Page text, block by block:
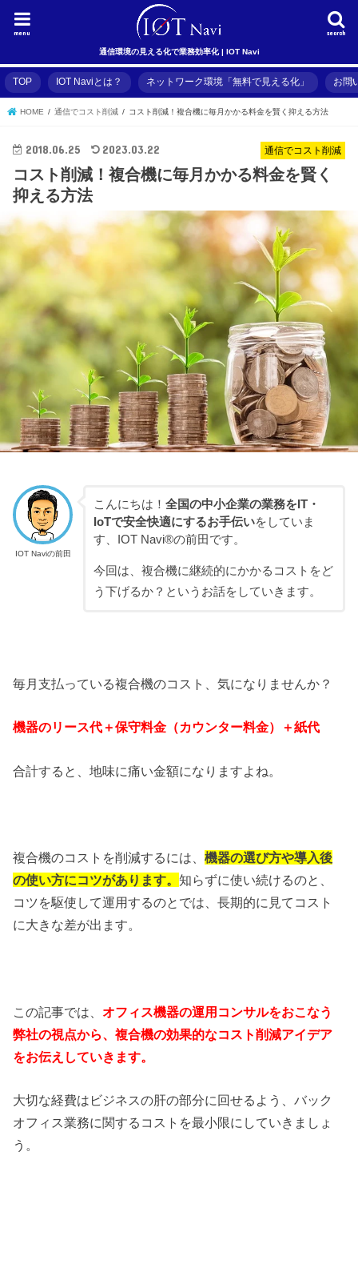
通信環境の見える化で業務効率化 | IOT Navi
search
menu
TOP IOT Naviとは？ ネットワーク環境「無料で見える化」 お問
HOME 通信でコスト削減 コスト削減！複合機に毎月かかる料金を賢く抑える方法
通信でコスト削減
2018.06.25 2023.03.22
コスト削減！複合機に毎月かかる料金を賢く
抑える方法
IOT Naviの前田
こんにちは！全国の中小企業の業務をIT・
IoTで安全快適にするお手伝いをしていま
す、IOT Navi®の前田です。
今回は、複合機に継続的にかかるコストをど
う下げるか？というお話をしていきます。
毎月支払っている複合機のコスト、気になりませんか？
機器のリース代＋保守料金（カウンター料金）＋紙代
合計すると、地味に痛い金額になりますよね。
複合機のコストを削減するには、機器の選び方や導入後
の使い方にコツがあります。知らずに使い続けるのと、
コツを駆使して運用するのとでは、長期的に見てコスト
に大きな差が出ます。
この記事では、オフィス機器の運用コンサルをおこなう
弊社の視点から、複合機の効果的なコスト削減アイデア
をお伝えしていきます。
大切な経費はビジネスの肝の部分に回せるよう、バック
オフィス業務に関するコストを最小限にしていきましょ
う。